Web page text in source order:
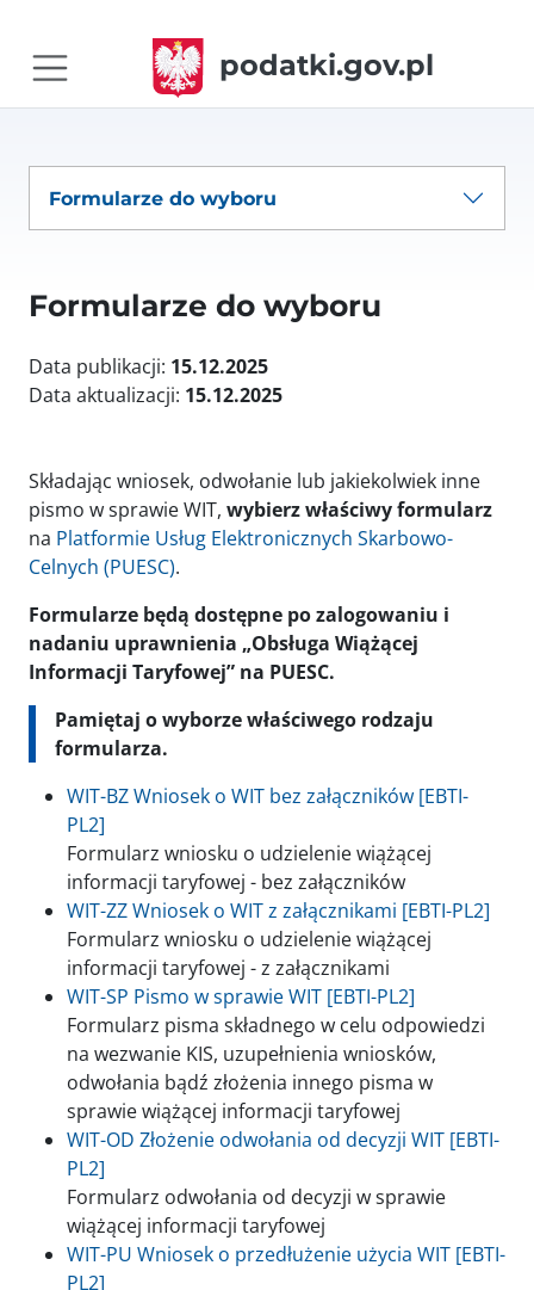
podatki.gov.pl
Formularze do wyboru
Formularze do wyboru
Data publikacji: 15.12.2025
Data aktualizacji: 15.12.2025
Składając wniosek, odwołanie lub jakiekolwiek inne
pismo w sprawie WIT, wybierz właściwy formularz
na Platformie Usług Elektronicznych Skarbowo-
Celnych (PUESC).
Formularze będą dostępne po zalogowaniu i
nadaniu uprawnienia „Obsługa Wiążącej
Informacji Taryfowej” na PUESC.
Pamiętaj o wyborze właściwego rodzaju
formularza.
WIT-BZ Wniosek o WIT bez załączników [EBTI-
PL2]
Formularz wniosku o udzielenie wiążącej
informacji taryfowej - bez załączników
WIT-ZZ Wniosek o WIT z załącznikami [EBTI-PL2]
Formularz wniosku o udzielenie wiążącej
informacji taryfowej - z załącznikami
WIT-SP Pismo w sprawie WIT [EBTI-PL2]
Formularz pisma składnego w celu odpowiedzi
na wezwanie KIS, uzupełnienia wniosków,
odwołania bądź złożenia innego pisma w
sprawie wiążącej informacji taryfowej
WIT-OD Złożenie odwołania od decyzji WIT [EBTI-
PL2]
Formularz odwołania od decyzji w sprawie
wiążącej informacji taryfowej
WIT-PU Wniosek o przedłużenie użycia WIT [EBTI-
PL2]